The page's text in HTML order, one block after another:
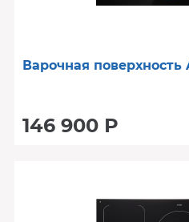
Варочная поверхность
146 900 Р